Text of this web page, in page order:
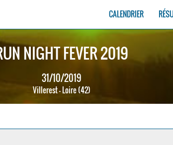
CALENDRIER
NIGHT FEVER 2019
31/10/2019
Villerest - Loire (42)